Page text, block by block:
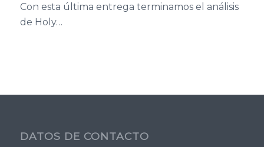
Con esta última entrega terminamos el análisis
de Holy…
DATOS DE CONTACTO